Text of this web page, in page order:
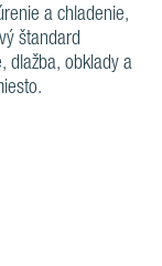
a chladenie,
štandard
dlažba, obklady a